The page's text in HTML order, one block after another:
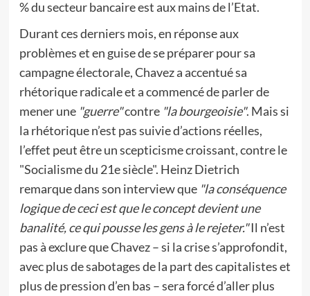
% du secteur bancaire est aux mains de l’Etat.
Durant ces derniers mois, en réponse aux
problèmes et en guise de se préparer pour sa
campagne électorale, Chavez a accentué sa
rhétorique radicale et a commencé de parler de
mener une "guerre"contre "la bourgeoisie". Mais si
la rhétorique n’est pas suivie d’actions réelles,
l’effet peut être un scepticisme croissant, contre le
"Socialisme du 21e siècle". Heinz Dietrich
remarque dans son interview que "la conséquence
logique de ceci est que le concept devient une
banalité, ce qui pousse les gens à le rejeter."Il n’est
pas à exclure que Chavez – si la crise s’approfondit,
avec plus de sabotages de la part des capitalistes et
plus de pression d’en bas – sera forcé d’aller plus